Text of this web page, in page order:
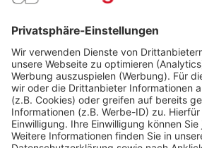
Kunden haben sich ebenfalls angesehen
Über uns
Service Hotline